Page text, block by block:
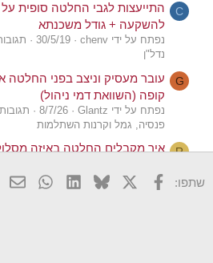
C
התייעצות לגבי החלטה סופית
להשקעה + גודל משכנתא
נפתח על ידי chenv 30/5/19
תגובות:
נדל"ן
G
עובר מעסיק וניצב בפני החלטה
קופה (השוואת דמי ניהול)
נפתח על ידי Glantz 8/7/26
תגובות:
פנסיה, גמל וקרנות השתלמות
R איך מקבלים החלטה באיזה מסלול
פנסיה, גמל וקרנות השתלמות
שתפו: פייסבוק
X
Bluesky
LinkedIn